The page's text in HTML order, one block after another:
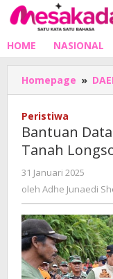
Lewati
ke
HOME NASIONAL
Homepage »
Peristiwa
Bantuan
Tanah
31 Januari 2025
Adhe
oleh Adhe Junaedi